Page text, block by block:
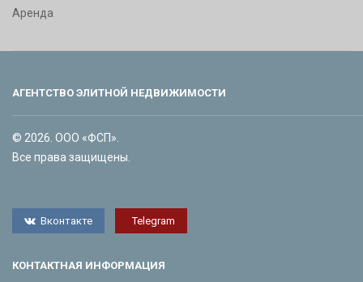
Аренда
АГЕНТСТВО ЭЛИТНОЙ НЕДВИЖИМОСТИ
© 2026. ООО «ФСП».
Все права защищены.
Вконтакте Telegram
КОНТАКТНАЯ ИНФОРМАЦИЯ